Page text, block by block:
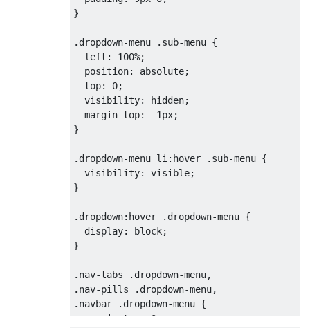
}
. dropdown-menu . sub-menu {
left : 100%;
position: absolute;
top: 0;
visibility: hidden;
margin-top: -1px;
}
. dropdown-menu li : hover . sub-menu {
visibility: visible;
}
. dropdown: hover . dropdown-menu {
display: block;
}
. nav-tabs . dropdown-menu,
. nav-pills . dropdown-menu,
. navbar . dropdown-menu {
margin-top
0